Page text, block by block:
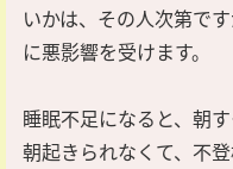
いかは、その人次第で
に悪影響を受けます。
睡眠不足になると、朝
朝起きられなくて、不